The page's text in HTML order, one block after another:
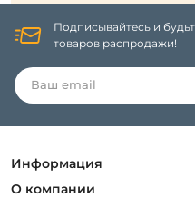
Подписывайтесь и
товаров распродажи!
Информация
Политика
О компании